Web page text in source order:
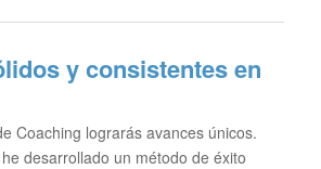
y consistentes en
Coaching lograrás avances únicos.
desarrollado un método de éxito